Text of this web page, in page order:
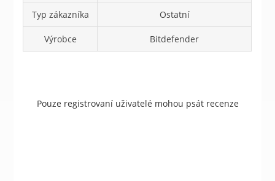
Typ zákazníka Ostatní
Výrobce Bitdefender
Pouze registrovaní uživatelé mohou psát recenze